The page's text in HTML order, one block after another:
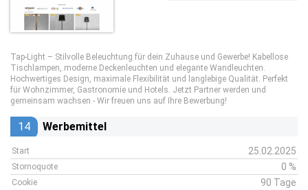
Tap-Light – Stilvolle Beleuchtung für dein Zuhause und Gewerbe! Kabellose
Tischlampen, moderne Deckenleuchten und elegante Wandleuchten.
Hochwertiges Design, maximale Flexibilität und langlebige Qualität. Perfekt
für Wohnzimmer, Gastronomie und Hotels. Jetzt Partner werden und
gemeinsam wachsen - Wir freuen uns auf Ihre Bewerbung!
14 Werbemittel
Start 25.02.2025
Stornoquote 0 %
Cookie 90 Tage